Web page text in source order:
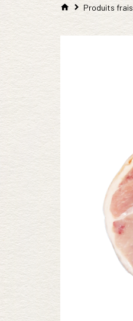
Produits frais